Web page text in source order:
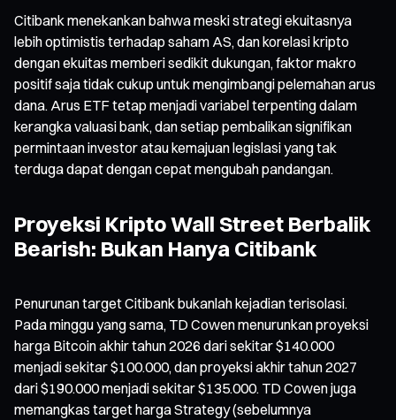
Citibank menekankan bahwa meski strategi ekuitasnya
lebih optimistis terhadap saham AS, dan korelasi kripto
dengan ekuitas memberi sedikit dukungan, faktor makro
positif saja tidak cukup untuk mengimbangi pelemahan arus
dana. Arus ETF tetap menjadi variabel terpenting dalam
kerangka valuasi bank, dan setiap pembalikan signifikan
permintaan investor atau kemajuan legislasi yang tak
terduga dapat dengan cepat mengubah pandangan.
Proyeksi Kripto Wall Street Berbalik
Bearish: Bukan Hanya Citibank
Penurunan target Citibank bukanlah kejadian terisolasi.
Pada minggu yang sama, TD Cowen menurunkan proyeksi
harga Bitcoin akhir tahun 2026 dari sekitar $140.000
menjadi sekitar $100.000, dan proyeksi akhir tahun 2027
dari $190.000 menjadi sekitar $135.000. TD Cowen juga
memangkas target harga Strategy (sebelumnya